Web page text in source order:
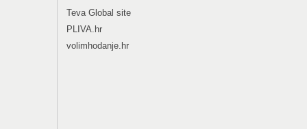
Teva Global site
PLIVA.hr
volimhodanje.hr